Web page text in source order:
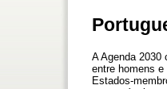
A Agenda
entre homens
Estados-